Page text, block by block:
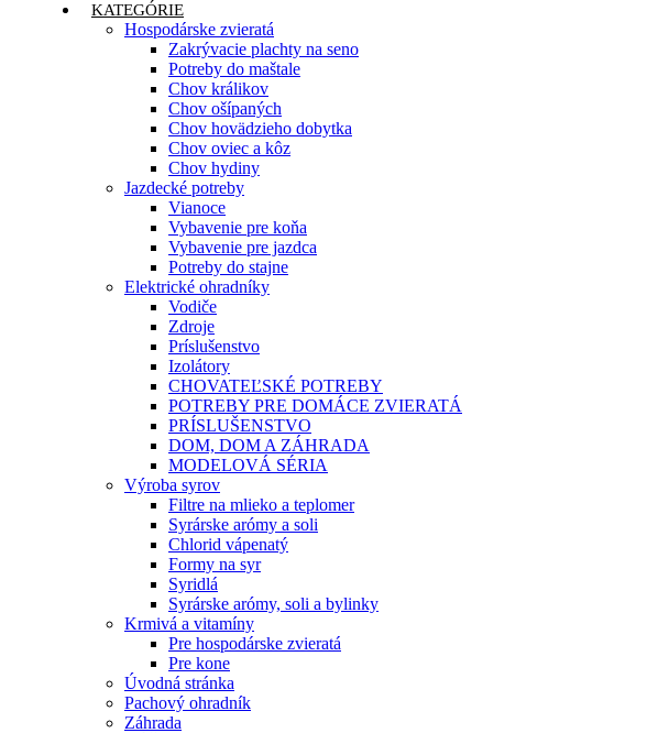
KATEGÓRIE
Hospodárske zvieratá
Zakrývacie plachty na seno
Potreby do maštale
Chov králikov
Chov ošípaných
Chov hovädzieho dobytka
Chov oviec a kôz
Chov hydiny
Jazdecké potreby
Vianoce
Vybavenie pre koňa
Vybavenie pre jazdca
Potreby do stajne
Elektrické ohradníky
Vodiče
Zdroje
Príslušenstvo
Izolátory
CHOVATEĽSKÉ POTREBY
POTREBY PRE DOMÁCE ZVIERATÁ
PRÍSLUŠENSTVO
DOM, DOM A ZÁHRADA
MODELOVÁ SÉRIA
Výroba syrov
Filtre na mlieko a teplomer
Syrárske arómy a soli
Chlorid vápenatý
Formy na syr
Syridlá
Syrárske arómy, soli a bylinky
Krmivá a vitamíny
Pre hospodárske zvieratá
Pre kone
Úvodná stránka
Pachový ohradník
Záhrada